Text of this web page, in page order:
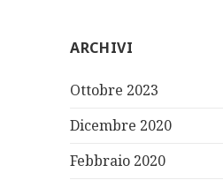
ARCHIVI
Ottobre 2023
Dicembre 2020
Febbraio 2020